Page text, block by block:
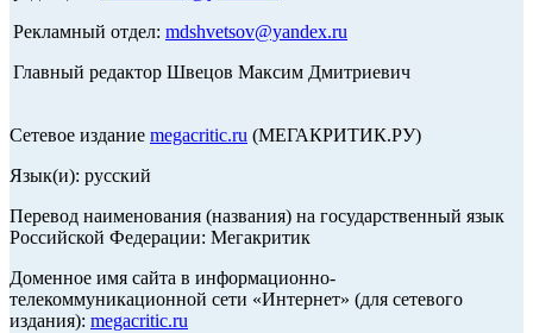
Рекламный отдел: mdshvetsov@yandex.ru
Главный редактор Швецов Максим Дмитриевич
Сетевое издание megacritic.ru (МЕГАКРИТИК.РУ)
Язык(и): русский
Перевод наименования (названия) на государственный язык
Российской Федерации: Мегакритик
Доменное имя сайта в информационно-
телекоммуникационной сети «Интернет» (для сетевого
издания): megacritic.ru